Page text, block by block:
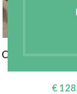
COTON – LIN
€